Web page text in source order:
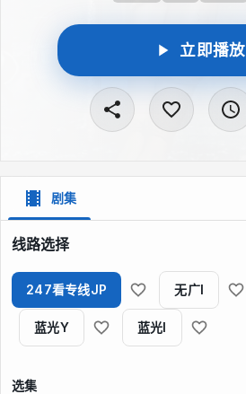
立即播放
剧集
线路选择
247看专线JP 无广I
蓝光Y 蓝光I
选集